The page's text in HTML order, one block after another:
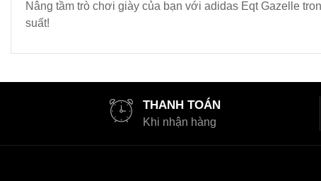
Nâng tầm trò chơi giày của bạn với adidas Eqt Gazelle
suất!
THANH TOÁN
Khi nhận hàng